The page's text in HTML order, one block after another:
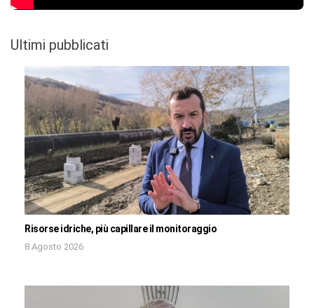
Ultimi pubblicati
Risorse idriche, più capillare il monitoraggio
8 Agosto 2026